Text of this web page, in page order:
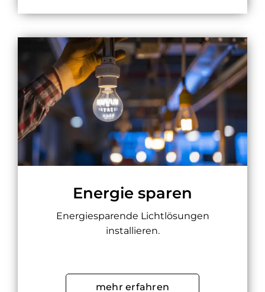
Energie sparen
Energiesparende Lichtlösungen
installieren.
mehr erfahren